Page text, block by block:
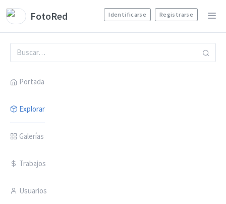
FotoRed Identificarse Registrarse
Portada
Explorar
Galerías
Trabajos
Usuarios